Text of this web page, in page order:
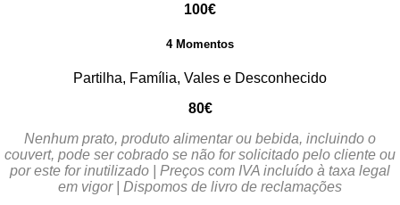
100€
4 Momentos
Partilha, Família, Vales e Desconhecido
80€
Nenhum prato, produto alimentar ou bebida, incluindo o
couvert, pode ser cobrado se não for solicitado pelo cliente ou
por este for inutilizado | Preços com IVA incluído à taxa legal
em vigor | Dispomos de livro de reclamações